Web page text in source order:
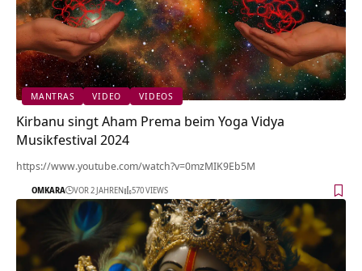
MANTRAS VIDEO VIDEOS
Kirbanu singt Aham Prema beim Yoga Vidya
Musikfestival 2024
https://www.youtube.com/watch?v=0mzMIK9Eb5M
OMKARA VOR 2 JAHREN 570 VIEWS